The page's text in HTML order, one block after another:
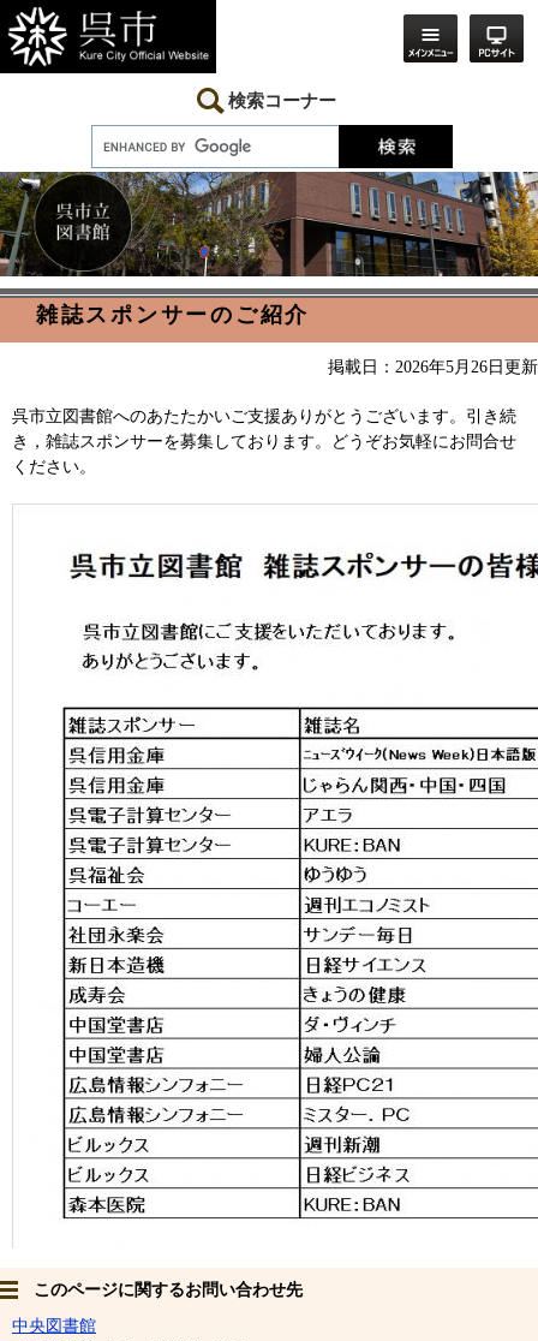
ー
ジ
の
ニ
ュ
ー
て
本
文
へ
検索コーナー
本
雑誌スポンサーのご紹介
掲載日：2026年5月26日更新
呉市立図書館へのあたたかいご支援ありがとうございます。引き続
き，雑誌スポンサーを募集しております。どうぞお気軽にお問合せ
ください。
このページに関するお問い合わせ先
中央図書館